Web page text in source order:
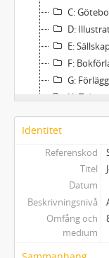
C:
D:
E:
F:
G:
H:
I:
L:
M:
N:
O:
P:
Q:
Identitet
Referenskod
Titel
Datum
Beskrivningsnivå
Omfång och
medium